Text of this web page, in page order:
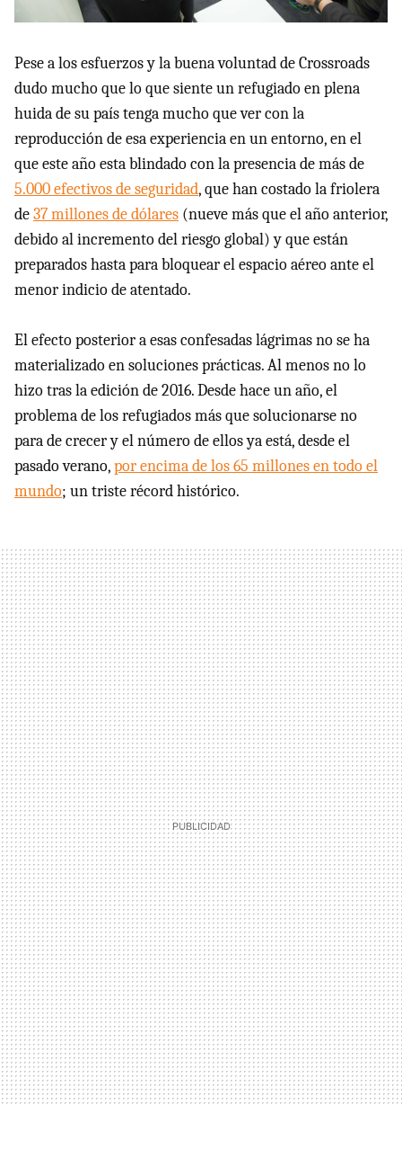
Pese a los esfuerzos y la buena voluntad de Crossroads
dudo mucho que lo que siente un refugiado en plena
huida de su país tenga mucho que ver con la
reproducción de esa experiencia en un entorno, en el
que este año esta blindado con la presencia de más de
5.000 efectivos de seguridad, que han costado la friolera
de37 millones de dólares (nueve más que el año anterior,
debido al incremento del riesgo global) y que están
preparados hasta para bloquear el espacio aéreo ante el
menor indicio de atentado.
El efecto posterior a esas confesadas lágrimas no se ha
materializado en soluciones prácticas. Al menos no lo
hizo tras la edición de 2016. Desde hace un año, el
problema de los refugiados más que solucionarse no
para de crecer y el número de ellos ya está, desde el
pasado verano,por encima de los 65 millones en todo el
mundo; un triste récord histórico.